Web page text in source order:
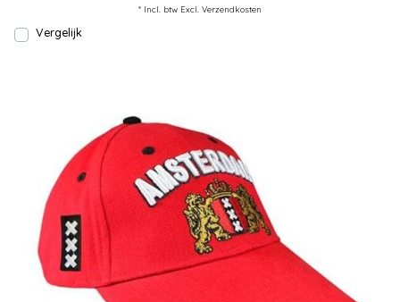
* Incl. btw Excl. Verzendkosten
Vergelijk